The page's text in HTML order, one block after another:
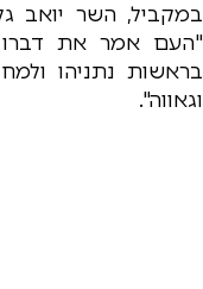
במקביל, השר יואב
"העם אמר את דברו
בראשות נתניהו
וגאווה".